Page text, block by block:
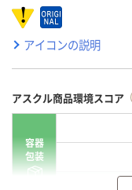
アイコンの説明
アスクル商品環境スコア
容器
包装